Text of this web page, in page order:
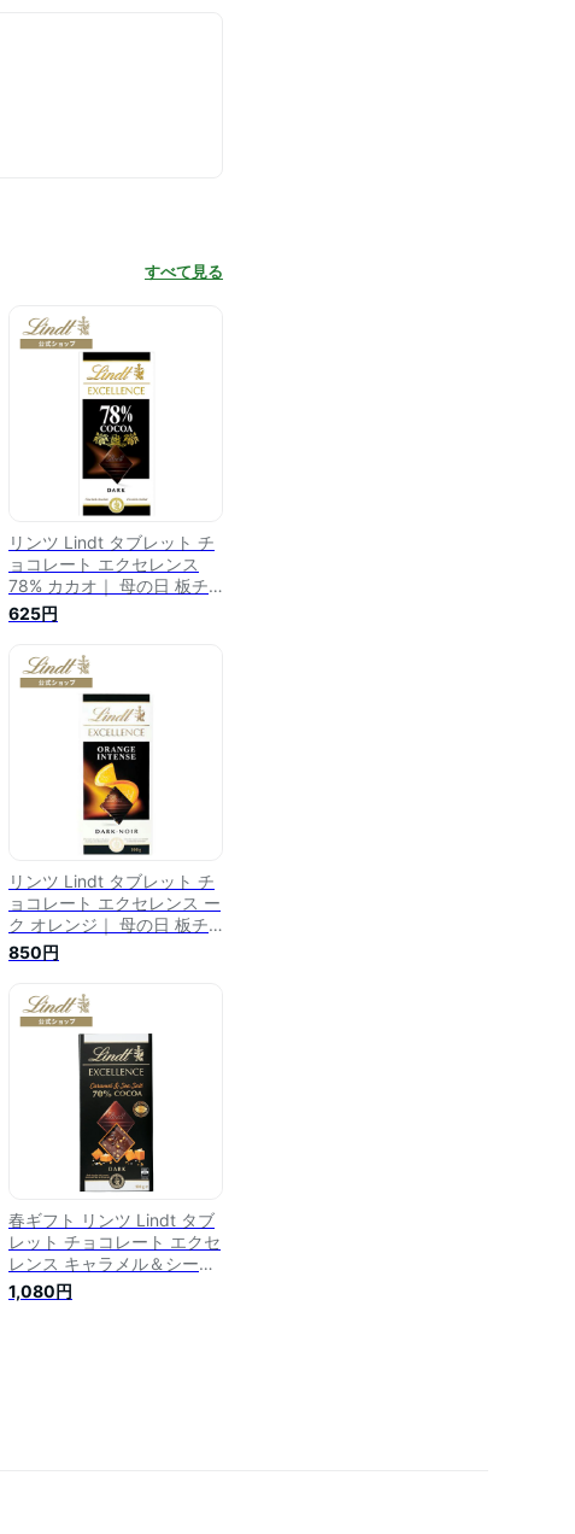
すべて見る
リンツ Lindt タブレット チ
ョコレート エクセレンス
78% カカオ｜ 母の日 板チ
ョコレート タブレットチョ
コレート チョコ スイーツ
お菓子 プレゼント ギフト
プチギフト 可愛い おしゃれ
誕生日 職場 お礼 お返し リ
ンツチョコ かわいい ハイカ
カオ 高カカオ
625円
リンツ Lindt タブレット チ
ョコレート エクセレンス ー
ク オレンジ｜ 母の日 板チ
ョコレート タブレットチョ
コレート チョコ スイーツ
お菓子 プレゼント ギフト
プチギフト 可愛い おしゃれ
誕生日 職場 お礼 お返し リ
ンツチョコ かわいい ハイカ
カオ 高カカオ
850円
春ギフト リンツ Lindt タブ
レット チョコレート エクセ
レンス キャラメル＆シーソ
ルト 70%カカオ｜板チョコ
レート タブレットチョコ チ
1,080円